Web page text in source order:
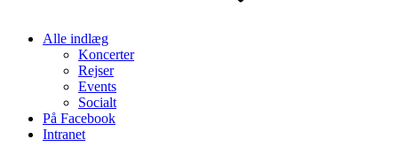
Alle indlæg
Koncerter
Rejser
Events
Socialt
På Facebook
Intranet